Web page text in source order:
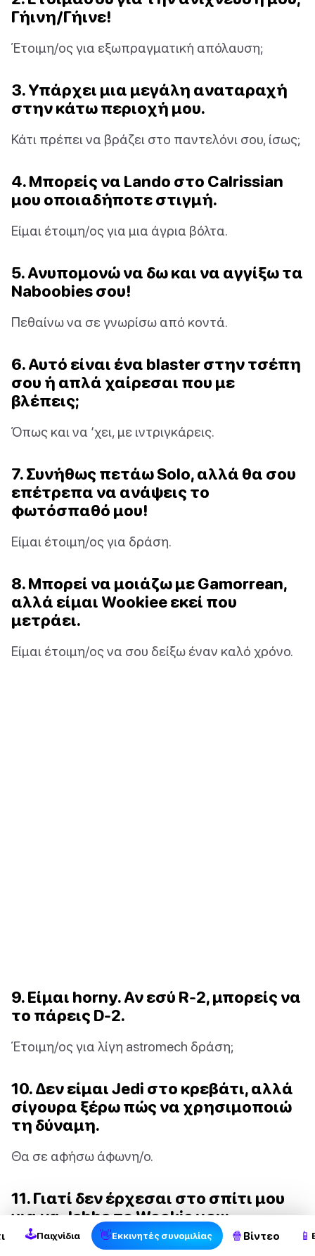
Γήινη/Γήινε!
Έτοιμη/ος για εξωπραγματική απόλαυση;
3. Υπάρχει μια μεγάλη αναταραχή
στην κάτω περιοχή μου.
Κάτι πρέπει να βράζει στο παντελόνι σου, ίσως;
4. Μπορείς να Lando στο Calrissian
μου οποιαδήποτε στιγμή.
Είμαι έτοιμη/ος για μια άγρια βόλτα.
5. Ανυπομονώ να δω και να αγγίξω τα
Naboobies σου!
Πεθαίνω να σε γνωρίσω από κοντά.
6. Αυτό είναι ένα blaster στην τσέπη
σου ή απλά χαίρεσαι που με
βλέπεις;
Όπως και να ‘χει, με ιντριγκάρεις.
7. Συνήθως πετάω Solo, αλλά θα σου
επέτρεπα να ανάψεις το
φωτόσπαθό μου!
Είμαι έτοιμη/ος για δράση.
8. Μπορεί να μοιάζω με Gamorrean,
αλλά είμαι Wookiee εκεί που
μετράει.
Είμαι έτοιμη/ος να σου δείξω έναν καλό χρόνο.
9. Είμαι horny. Αν εσύ R-2, μπορείς να
το πάρεις D-2.
Έτοιμη/ος για λίγη astromech δράση;
10. Δεν είμαι Jedi στο κρεβάτι, αλλά
σίγουρα ξέρω πώς να χρησιμοποιώ
τη δύναμη.
Θα σε αφήσω άφωνη/ο.
11. Γιατί δεν έρχεσαι στο σπίτι μου
για να Jabba το Wookie μου;
Είμαι έτοιμη/ος για λίγη διαγαλαξιακή
🕹Παιχνίδια 👋Εκκινητές συνομιλίας 🍿 Βίντεο 📱